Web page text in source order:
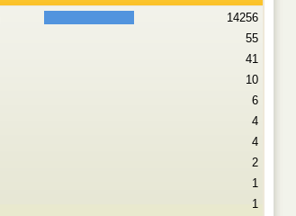
14256
55
41
10
6
4
4
2
1
1